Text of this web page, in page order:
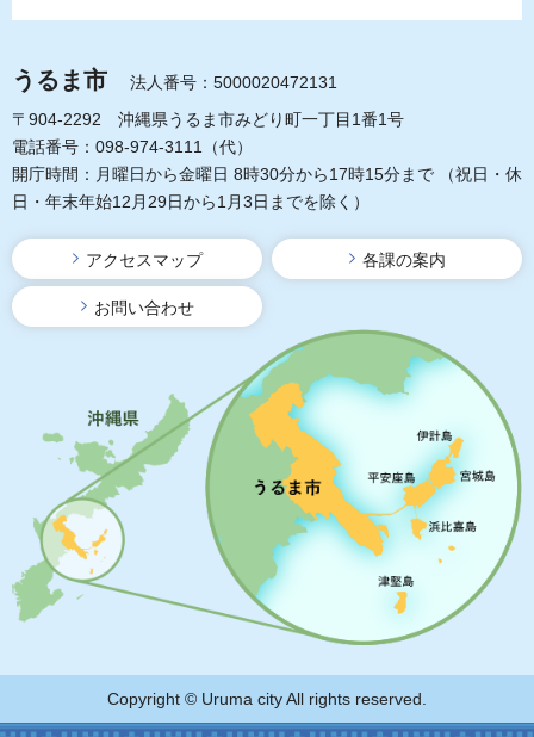
うるま市
法人番号：5000020472131
〒904-2292 沖縄県うるま市みどり町一丁目1番1号
電話番号：098-974-3111（代）
開庁時間：月曜日から金曜日 8時30分から17時15分まで
（祝日・休
日・年末年始12月29日から1月3日までを除く）
アクセスマップ 各課の案内
お問い合わせ
Copyright © Uruma city All rights reserved.